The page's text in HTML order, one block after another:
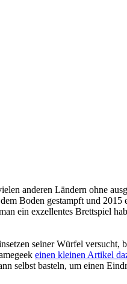
anderen Ländern ohne
Boden gestampft und 2015
ein exzellentes Brettspiel
seiner Würfel versucht,
einen kleinen Artikel
selbst basteln, um einen